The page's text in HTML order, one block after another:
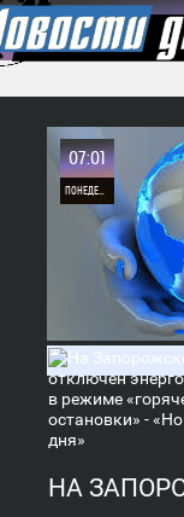
07:01
ПОНЕДЕЛЬНИК
НА